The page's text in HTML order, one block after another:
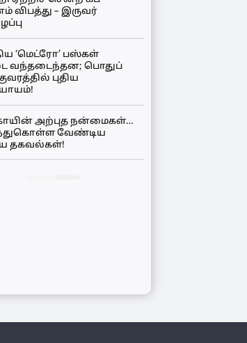
விபத்து – இருவர்
‘மெட்ரோ’ பஸ்கள்
வந்தடைந்தன; பொதுப்
புதிய
அற்புத நன்மைகள்…
வேண்டிய
தகவல்கள்!